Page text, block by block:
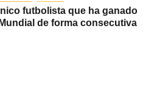
futbolista que ha ganado
de forma consecutiva